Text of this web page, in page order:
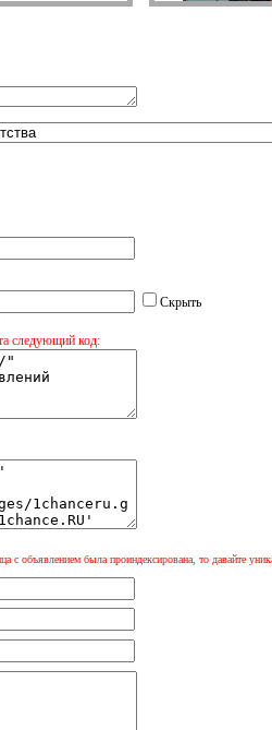
Скрыть
следующий код:
с объявлением была проиндексирована, то давайте